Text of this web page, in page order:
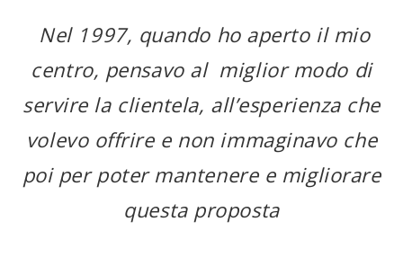
Nel 1997, quando ho aperto il mio
centro, pensavo al miglior modo di
servire la clientela, all’esperienza che
volevo offrire e non immaginavo che
poi per poter mantenere e migliorare
questa proposta